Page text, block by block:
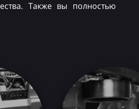
Также вы полностью